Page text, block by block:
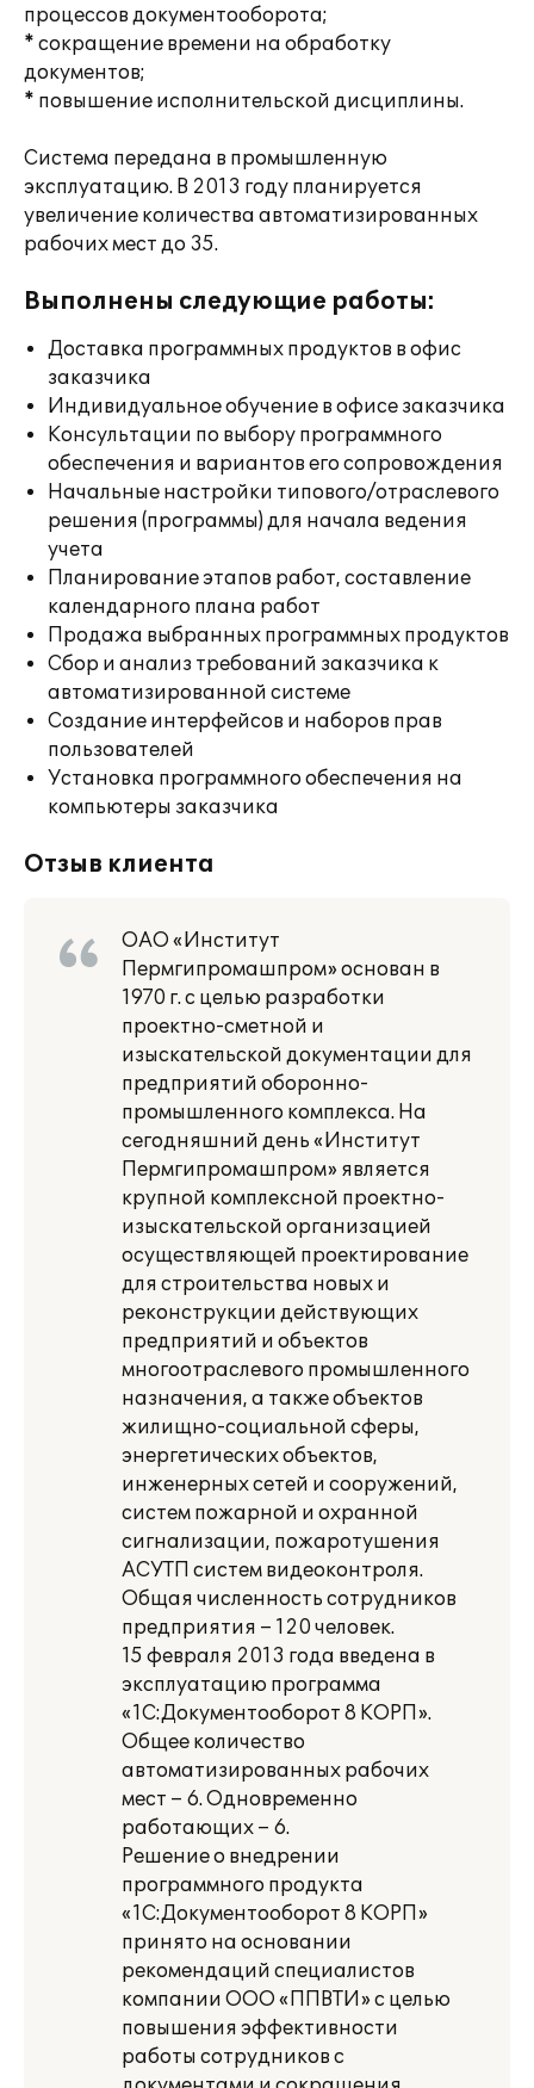
процессов документооборота;
* сокращение времени на обработку
документов;
* повышение исполнительской дисциплины.
Система передана в промышленную
эксплуатацию. В 2013 году планируется
увеличение количества автоматизированных
рабочих мест до 35.
Выполнены следующие работы:
Доставка программных продуктов в офис
заказчика
Индивидуальное обучение в офисе заказчика
Консультации по выбору программного
обеспечения и вариантов его сопровождения
Начальные настройки типового/отраслевого
решения (программы) для начала ведения
учета
Планирование этапов работ, составление
календарного плана работ
Продажа выбранных программных продуктов
Сбор и анализ требований заказчика к
автоматизированной системе
Создание интерфейсов и наборов прав
пользователей
Установка программного обеспечения на
компьютеры заказчика
Отзыв клиента
ОАО «Институт
Пермгипромашпром» основан в
1970 г. с целью разработки
проектно-сметной и
изыскательской документации для
предприятий оборонно-
промышленного комплекса. На
сегодняшний день «Институт
Пермгипромашпром» является
крупной комплексной проектно-
изыскательской организацией
осуществляющей проектирование
для строительства новых и
реконструкции действующих
предприятий и объектов
многоотраслевого промышленного
назначения, а также объектов
жилищно-социальной сферы,
энергетических объектов,
инженерных сетей и сооружений,
систем пожарной и охранной
сигнализации, пожаротушения
АСУТП систем видеоконтроля.
Общая численность сотрудников
предприятия – 120 человек.
15 февраля 2013 года введена в
эксплуатацию программа
«1С:Документооборот 8 КОРП».
Общее количество
автоматизированных рабочих
мест – 6. Одновременно
работающих – 6.
Решение о внедрении
программного продукта
«1С:Документооборот 8 КОРП»
принято на основании
рекомендаций специалистов
компании ООО «ППВТИ» с целью
повышения эффективности
работы сотрудников с